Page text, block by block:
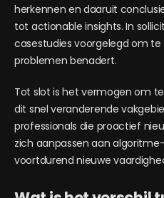
herkennen en daaruit
tot actionable insights. In
casestudies voorgelegd om
problemen benadert.
Tot slot is het vermogen om te
dit snel veranderende
professionals die proactief
zich aanpassen aan
voortdurend nieuwe